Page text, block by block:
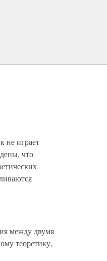
не играет
что
между двумя
теоретику,